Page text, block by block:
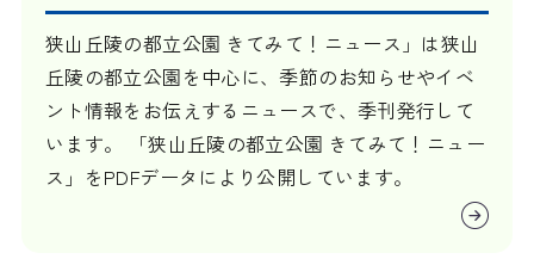
狭山丘陵の都立公園 きてみて！ニュース」は狭山
丘陵の都立公園を中心に、季節のお知らせやイベ
ント情報をお伝えするニュースで、季刊発行して
います。 「狭山丘陵の都立公園 きてみて！ニュー
ス」をPDFデータにより公開しています。